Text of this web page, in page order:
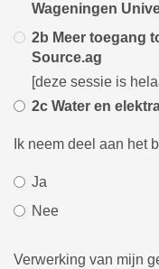
Wageningen
2b Meer toegang
Source.ag
[deze sessie is
2c Water en
Ik neem deel aan het
Ja
Nee
Verwerking van mijn